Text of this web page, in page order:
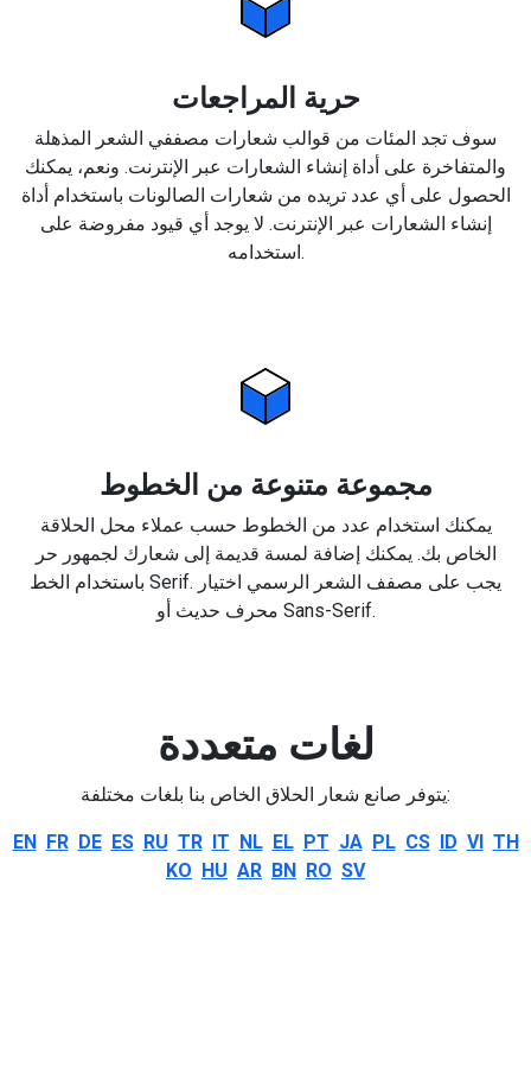
حرية المراجعات
سوف تجد المئات من قوالب شعارات مصففي الشعر المذهلة
والمتفاخرة على أداة إنشاء الشعارات عبر الإنترنت. ونعم، يمكنك
الحصول على أي عدد تريده من شعارات الصالونات باستخدام أداة
إنشاء الشعارات عبر الإنترنت. لا يوجد أي قيود مفروضة على
استخدامه.
مجموعة متنوعة من الخطوط
يمكنك استخدام عدد من الخطوط حسب عملاء محل الحلاقة
الخاص بك. يمكنك إضافة لمسة قديمة إلى شعارك لجمهور حر
باستخدام الخط Serif. يجب على مصفف الشعر الرسمي اختيار
محرف حديث أو Sans-Serif.
لغات متعددة
يتوفر صانع شعار الحلاق الخاص بنا بلغات مختلفة:
EN FR DE ES RU TR IT NL EL PT JA PL CS ID VI TH
KO HU AR BN RO SV